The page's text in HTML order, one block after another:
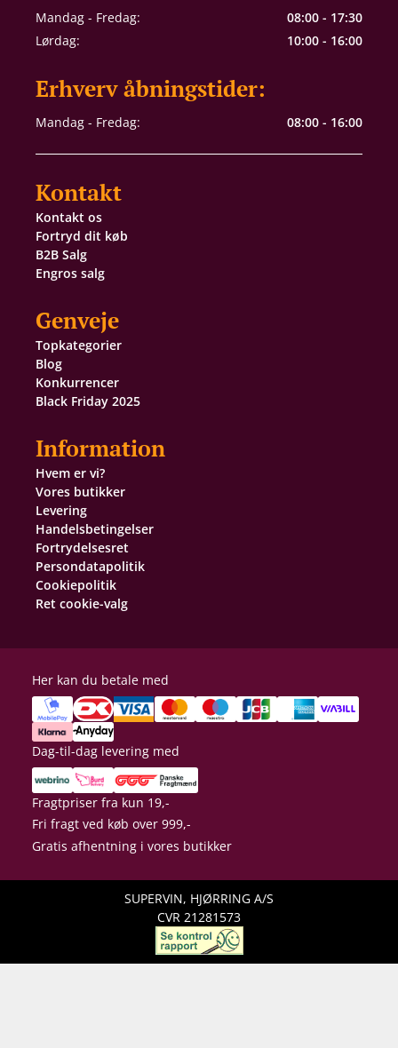
Mandag - Fredag:
08:00 - 17:30
Lørdag:
10:00 - 16:00
Erhverv åbningstider:
Mandag - Fredag: 08:00 - 16:00
Kontakt
Kontakt os
Fortryd dit køb
B2B Salg
Engros salg
Genveje
Topkategorier
Blog
Konkurrencer
Black Friday 2025
Information
Hvem er vi?
Vores butikker
Levering
Handelsbetingelser
Fortrydelsesret
Persondatapolitik
Cookiepolitik
Ret cookie-valg
Her kan du betale med
Dag-til-dag levering med
Fragtpriser fra kun 19,-
Fri fragt ved køb over 999,-
Gratis afhentning i vores butikker
SUPERVIN, HJØRRING A/S
CVR 21281573